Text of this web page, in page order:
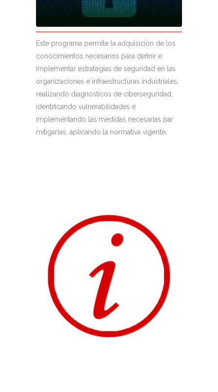
Este programa permite la adquisición de los
conocimientos necesarios para definir e
implementar estrategias de seguridad en las
organizaciones e infraestructuras industriales,
realizando diagnósticos de ciberseguridad,
identificando vulnerabilidades e
implementando las medidas necesarias par
mitigarlas, aplicando la normativa vigente.
siguientes Ciclos
Formativos de
Grado Superior:
T.S Sistemas: Electrotécnicos y
Automatizados.
T.S Automatización y Robótica
Industrial.